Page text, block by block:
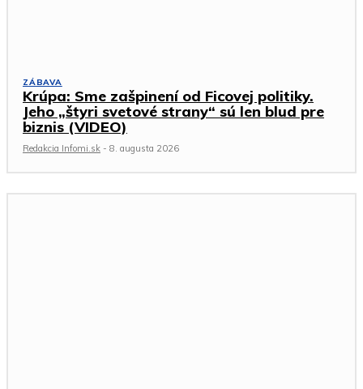
ZÁBAVA
Krúpa: Sme zašpinení od Ficovej politiky.
Jeho „štyri svetové strany“ sú len blud pre
biznis (VIDEO)
Redakcia Infomi.sk - 8. augusta 2026